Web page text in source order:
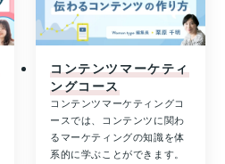
コンテンツマーケティ
ングコース
コンテンツマーケティングコ
ースでは、コンテンツに関わ
るマーケティングの知識を体
系的に学ぶことができます。